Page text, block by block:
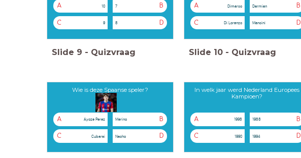
A 10 B
7
C 9 D
8
Slide 9 - Quizvraag
A Dimarco B
Darmian
C Di Lorenzo D
Mancini
Slide 10 - Quizvraag
Wie is deze Spaanse speler?
A Ayoze Perez B
Merino
C Cubarsi D
Nacho
In welk jaar werd Nederland Europees
Kampioen?
A 1998 B
1988
C 1990 D
1994